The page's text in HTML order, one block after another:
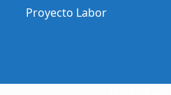
Proyecto Labor